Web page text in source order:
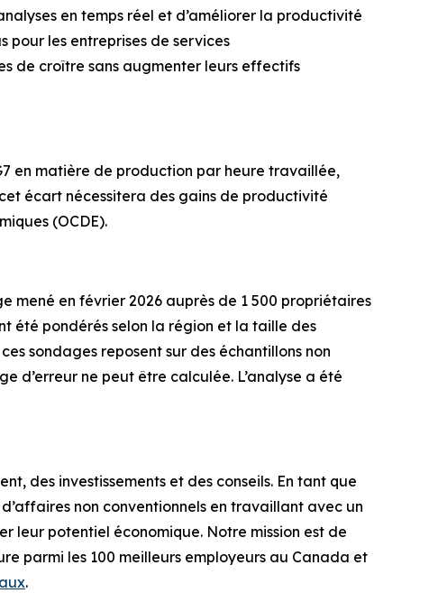
en temps réel et d’améliorer la productivité
pour les entreprises de services
de croître sans augmenter leurs effectifs
en matière de production par heure travaillée,
écart nécessitera des gains de productivité
(OCDE).
mené en février 2026 auprès de 1 500 propriétaires
été pondérés selon la région et la taille des
sondages reposent sur des échantillons non
d’erreur ne peut être calculée. L’analyse a été
des investissements et des conseils. En tant que
non conventionnels en travaillant avec un
leur potentiel économique. Notre mission est de
parmi les 100 meilleurs employeurs au Canada et
.